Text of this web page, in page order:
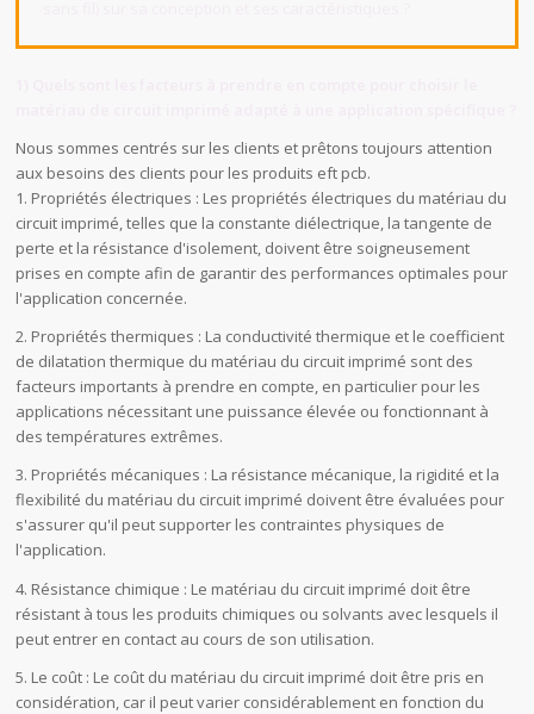
Nous sommes centrés sur les clients et prêtons toujours attention
aux besoins des clients pour les produits eft pcb.
1. Propriétés électriques : Les propriétés électriques du matériau du
circuit imprimé, telles que la constante diélectrique, la tangente de
perte et la résistance d'isolement, doivent être soigneusement
prises en compte afin de garantir des performances optimales pour
l'application concernée.
2. Propriétés thermiques : La conductivité thermique et le coefficient
de dilatation thermique du matériau du circuit imprimé sont des
facteurs importants à prendre en compte, en particulier pour les
applications nécessitant une puissance élevée ou fonctionnant à
des températures extrêmes.
3. Propriétés mécaniques : La résistance mécanique, la rigidité et la
flexibilité du matériau du circuit imprimé doivent être évaluées pour
s'assurer qu'il peut supporter les contraintes physiques de
l'application.
4. Résistance chimique : Le matériau du circuit imprimé doit être
résistant à tous les produits chimiques ou solvants avec lesquels il
peut entrer en contact au cours de son utilisation.
5. Le coût : Le coût du matériau du circuit imprimé doit être pris en
considération, car il peut varier considérablement en fonction du